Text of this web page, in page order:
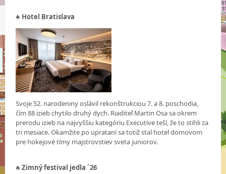
♣ Hotel Bratislava
Svoje 52. narodeniny oslávil rekonštrukciou 7. a 8. poschodia,
čím 88 izieb chytilo druhý dych. Riaditeľ Martin Osa sa okrem
prerodu izieb na najvyššiu kategóriu Executive teší, že to stihli za
tri mesiace. Okamžite po uprataní sa totiž stal hotel domovom
pre hokejové tímy majstrovstiev sveta juniorov.
♣ Zimný festival jedla ´26